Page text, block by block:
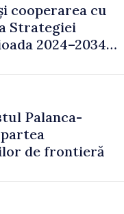
cooperarea cu
Strategiei
2024–2034,
Palanca-
de frontieră